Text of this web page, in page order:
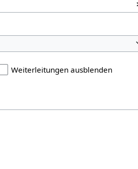
Weiterleitungen ausblenden